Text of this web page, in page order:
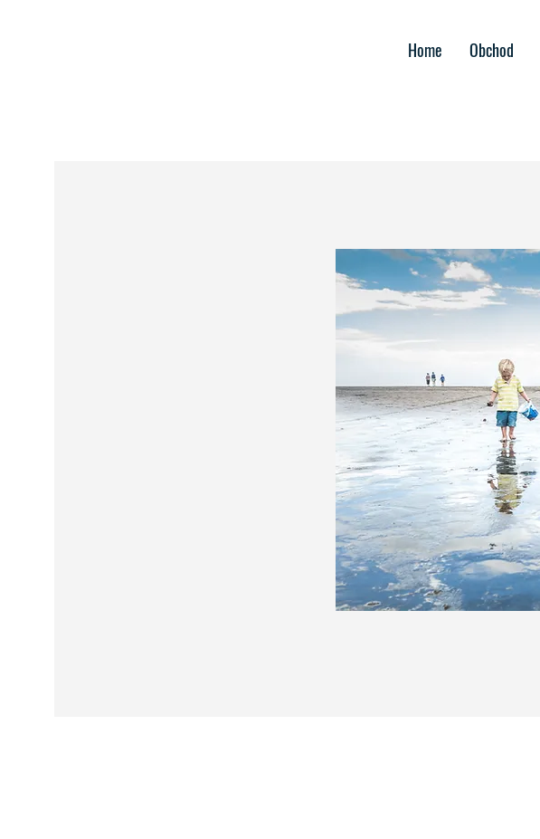
Home Obchod